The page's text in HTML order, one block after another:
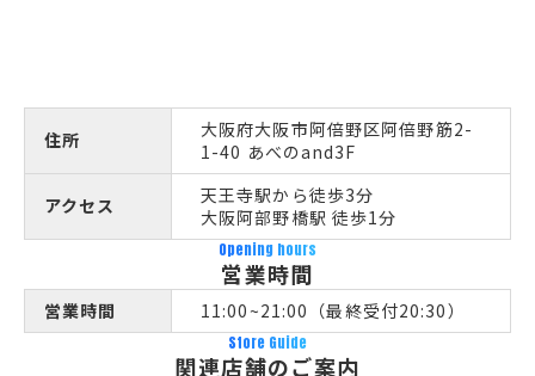
住所
大阪府大阪市阿倍野区阿倍野筋2-
1-40 あべのand3F
アクセス
天王寺駅から徒歩3分
大阪阿部野橋駅 徒歩1分
Opening hours
営業時間
営業時間 11:00~21:00（最終受付20:30）
Store Guide
関連店舗のご案内